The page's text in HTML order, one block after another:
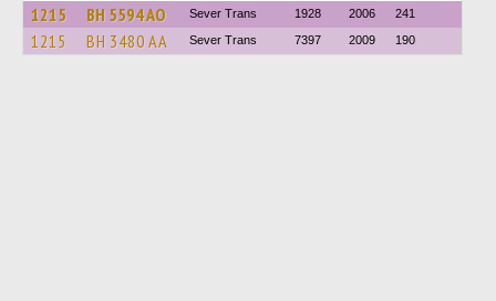
1215 BH 5594 AO Sever Trans 1928 2006 241
1215 BH 3480 AA Sever Trans 7397 2009 190